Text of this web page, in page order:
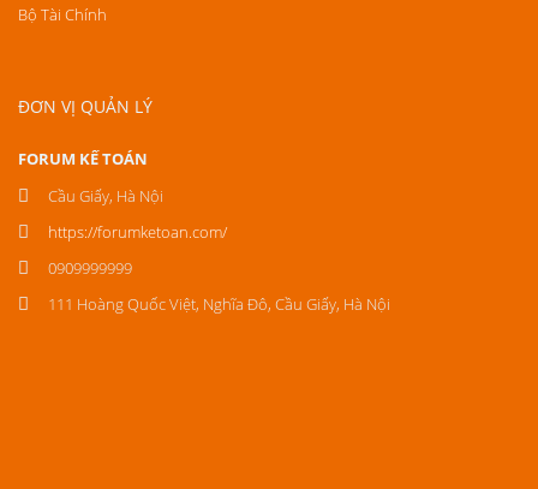
Bộ Tài Chính
ĐƠN VỊ QUẢN LÝ
FORUM KẾ TOÁN
Cầu Giấy, Hà Nội
https://forumketoan.com/
0909999999
111 Hoàng Quốc Việt, Nghĩa Đô, Cầu Giấy, Hà Nội